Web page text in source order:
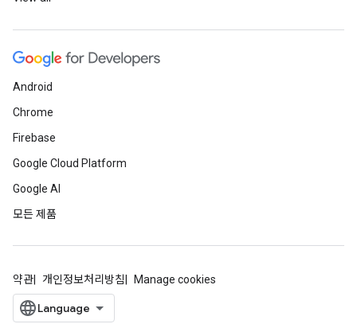
Android
Chrome
Firebase
Google Cloud Platform
Google AI
모든 제품
약관 개인정보처리방침 Manage cookies